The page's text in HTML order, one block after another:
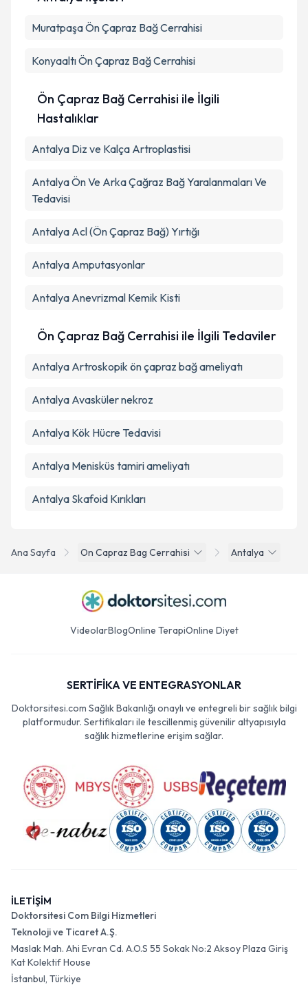
Metni'ni okudum ve kişisel verilerimin belirtilen
Ana Sayfa On Capraz Bag Cerrahisi Antalya
MuratpaşaÖn Çapraz Bağ Cerrahisi
KonyaaltıÖn Çapraz Bağ Cerrahisi
Ön Çapraz Bağ Cerrahisi ile İlgili
Hastalıklar
Antalya Diz ve Kalça Artroplastisi
Antalya Ön Ve Arka Çağraz Bağ Yaralanmaları Ve
Tedavisi
Antalya Acl (Ön Çapraz Bağ) Yırtığı
Antalya Amputasyonlar
Antalya Anevrizmal Kemik Kisti
Ön Çapraz Bağ Cerrahisi ile İlgili Tedaviler
Antalya Artroskopik ön çapraz bağ ameliyatı
Antalya Avasküler nekroz
Antalya Kök Hücre Tedavisi
Antalya Menisküs tamiri ameliyatı
Antalya Skafoid Kırıkları
VideolarBlogOnline TerapiOnline Diyet
SERTİFİKA VE ENTEGRASYONLAR
Doktorsitesi.com Sağlık Bakanlığı onaylı ve entegreli bir sağlık bilgi
platformudur. Sertifikaları ile tescillenmiş güvenilir altyapısıyla
sağlık hizmetlerine erişim sağlar.
İLETİŞİM
Doktorsitesi Com Bilgi Hizmetleri
Teknoloji ve Ticaret A.Ş.
Maslak Mah. Ahi Evran Cd. A.O.S 55 Sokak No:2 Aksoy Plaza Giriş
Kat Kolektif House
İstanbul, Türkiye